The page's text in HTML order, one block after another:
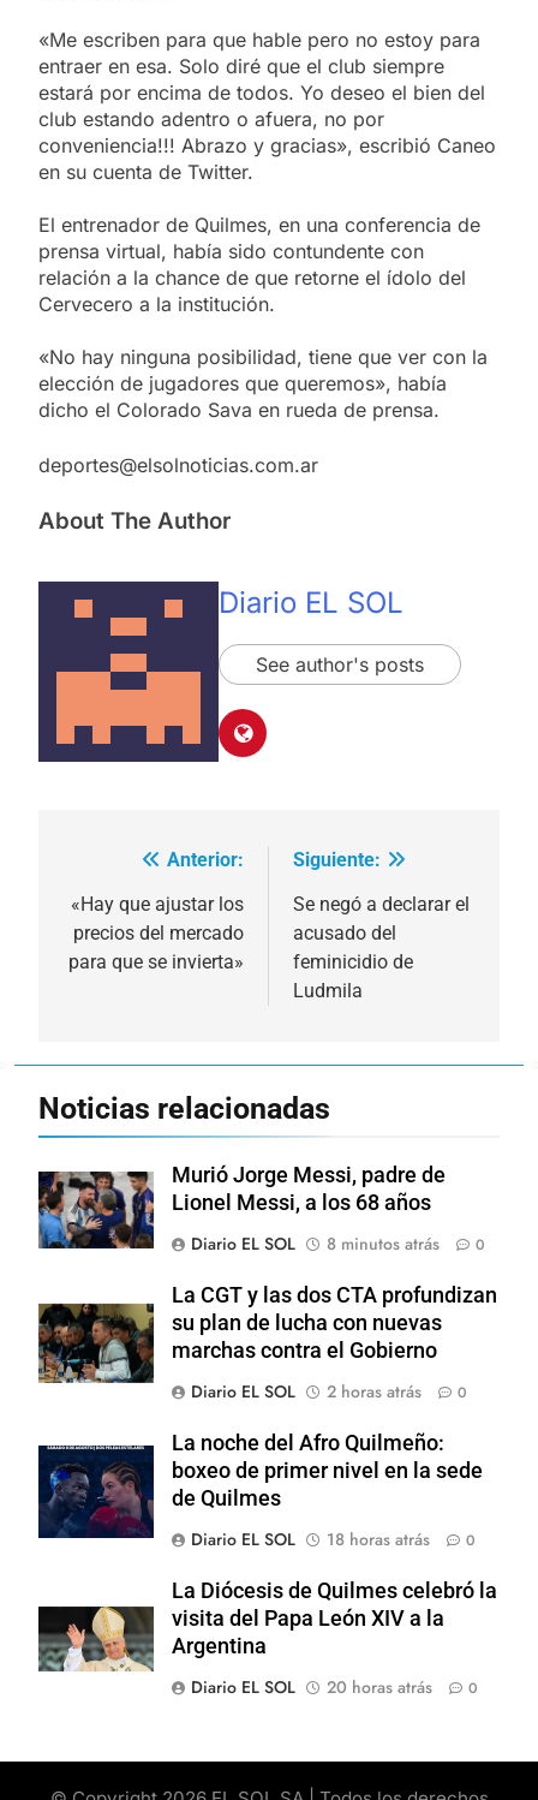
«Me escriben para que hable pero no estoy para
entraer en esa. Solo diré que el club siempre
estará por encima de todos. Yo deseo el bien del
club estando adentro o afuera, no por
conveniencia!!! Abrazo y gracias», escribió Caneo
en su cuenta de Twitter.
El entrenador de Quilmes, en una conferencia de
prensa virtual, había sido contundente con
relación a la chance de que retorne el ídolo del
Cervecero a la institución.
«No hay ninguna posibilidad, tiene que ver con la
elección de jugadores que queremos», había
dicho el Colorado Sava en rueda de prensa.
deportes@elsolnoticias.com.ar
About The Author
Diario EL SOL
See author's posts
Navegación
de
entradas
Anterior:
«Hay que ajustar los
precios del mercado
para que se invierta»
Siguiente:
Se negó a declarar el
acusado del
feminicidio de
Ludmila
Noticias relacionadas
Murió Jorge Messi, padre de
Lionel Messi, a los 68 años
Diario EL SOL
8 minutos atrás 0
La CGT y las dos CTA profundizan
su plan de lucha con nuevas
marchas contra el Gobierno
Diario EL SOL
2 horas atrás 0
La noche del Afro Quilmeño:
boxeo de primer nivel en la sede
de Quilmes
Diario EL SOL
18 horas atrás 0
La Diócesis de Quilmes celebró la
visita del Papa León XIV a la
Argentina
Diario EL SOL
20 horas atrás 0